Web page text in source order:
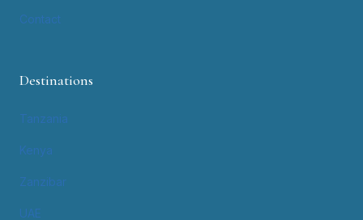
Contact
Destinations
Tanzania
Kenya
Zanzibar
UAE